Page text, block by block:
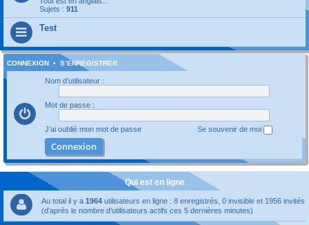
Sujets : 911
Test
CONNEXION • S’ENREGISTRER
Nom d’utilisateur :
Mot de passe :
J’ai oublié mon mot de passe Se souvenir de moi
Qui est en ligne
Au total il y a 1964 utilisateurs en ligne : 8 enregistrés, 0 invisible et 1956 invités
(d’après le nombre d’utilisateurs actifs ces 5 dernières minutes)